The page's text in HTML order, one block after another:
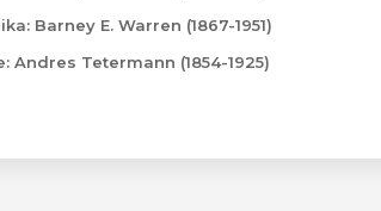
Barney E. Warren (1867-1951)
Andres Tetermann (1854-1925)